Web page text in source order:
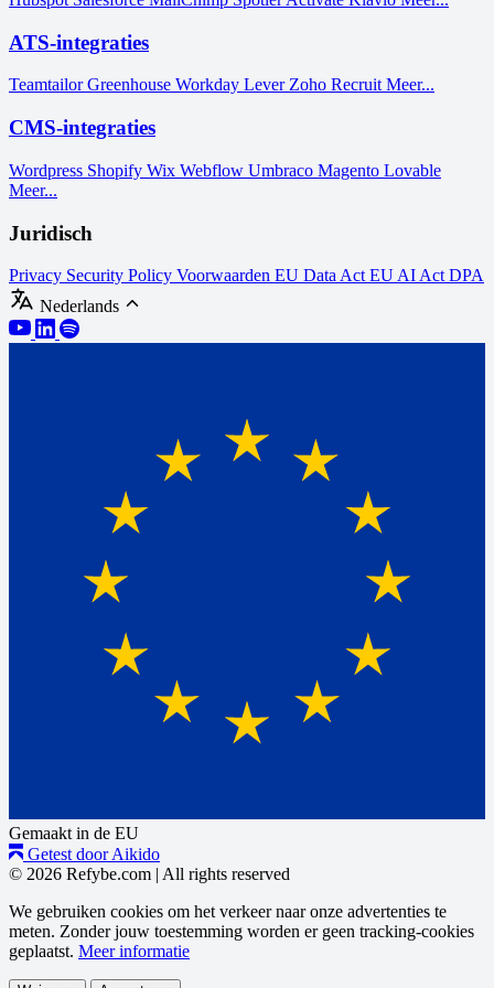
ATS-integraties
TeamtailorGreenhouse Workday Lever Zoho Recruit Meer...
CMS-integraties
Wordpress Shopify Wix Webflow Umbraco Magento Lovable
Meer...
Juridisch
Privacy Security Policy Voorwaarden EU Data Act EU AI Act DPA
Nederlands
Gemaakt in de EU
Getest door Aikido
© 2026 Refybe.com | All rights reserved
We gebruiken cookies om het verkeer naar onze advertenties te
meten. Zonder jouw toestemming worden er geen tracking-cookies
geplaatst. Meer informatie